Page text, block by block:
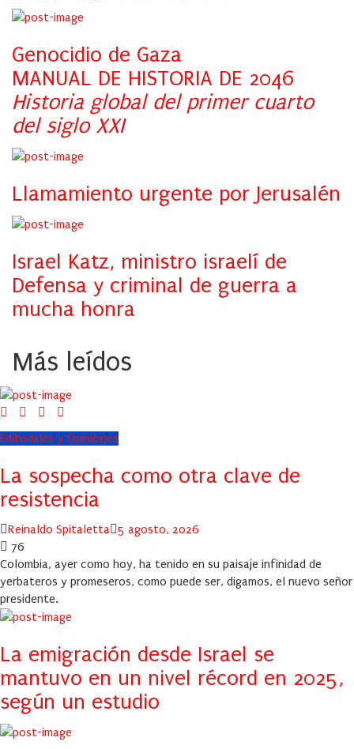
Genocidio de Gaza
MANUAL DE HISTORIA DE 2046
Historia global del primer cuarto
del siglo XXI
Llamamiento urgente por Jerusalén
Israel Katz, ministro israelí de
Defensa y criminal de guerra a
mucha honra
Más leídos
Editoriales y Opiniones
La sospecha como otra clave de
resistencia
Author
Reinaldo Spitaletta Posted
5 agosto, 2026
76
Colombia, ayer como hoy, ha tenido en su paisaje infinidad de
yerbateros y promeseros, como puede ser, digamos, el nuevo señor
presidente.
La emigración desde Israel se
mantuvo en un nivel récord en 2025,
según un estudio